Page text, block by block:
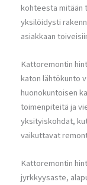
kohteesta mitään
yksilöidysti
asiakkaan
Kattoremontin
katon lähtökunto
huonokuntoisen
toimenpiteitä ja
yksityiskohdat,
vaikuttavat
Kattoremontin
jyrkkyysaste,